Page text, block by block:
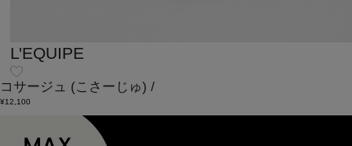
L'EQUIPE
コサージュ (こさーじゅ) /
¥12,100